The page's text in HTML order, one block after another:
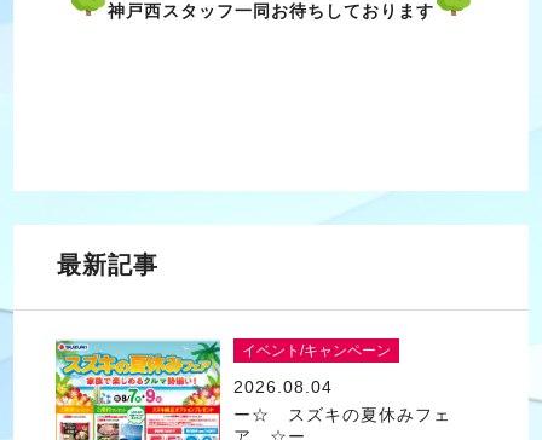
神戸西スタッフ一同お待ちしております
最新記事
イベント/キャンペーン
2026.08.04
ー☆ スズキの夏休みフェ